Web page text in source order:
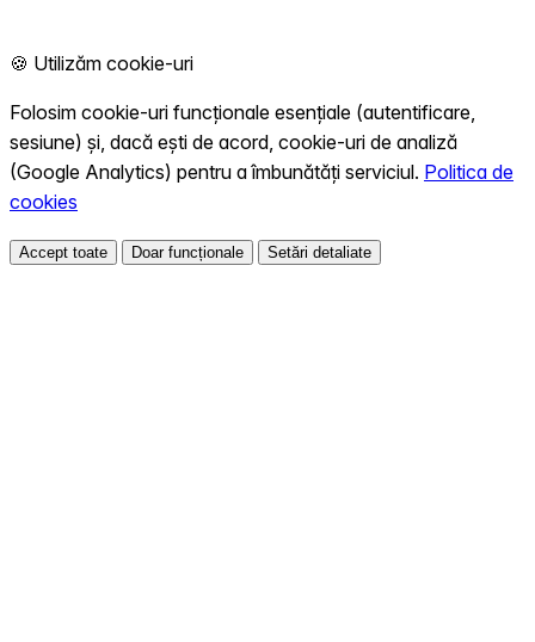
🍪 Utilizăm cookie-uri
Folosim cookie-uri funcționale esențiale (autentificare,
sesiune) și, dacă ești de acord, cookie-uri de analiză
(Google Analytics) pentru a îmbunătăți serviciul. Politica de
cookies
Accept toate Doar funcționale Setări detaliate